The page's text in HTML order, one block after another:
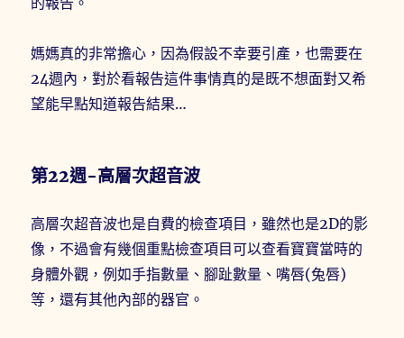
媽媽真的非常擔心，因為假設不幸要引產，也需要在
24週內，對於看報告這件事情真的是既不想面對又希
望能早點知道報告結果…
第22週-高層次超音波
高層次超音波也是自費的檢查項目，雖然也是2D的影
像，不過會有幾個重點檢查項目可以查看寶寶當時的
身體外觀，例如手指數量、腳趾數量、嘴唇(兔唇)
等，還有其他內部的器官。